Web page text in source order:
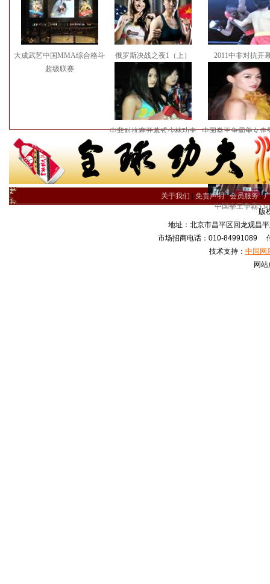
大成武艺中国MMA综合格斗
超级联赛
俄罗斯决战之夜1（上） 2011中非对抗开
中非对抗赛开幕式少林功夫
表演
中国拳王争霸美女走
中国拳王争霸
关于我们 免责声明|会员服务|
版
地址：北京市昌平区回龙观昌
市场招商电话：010-84991089
技术支持： 中国网
网